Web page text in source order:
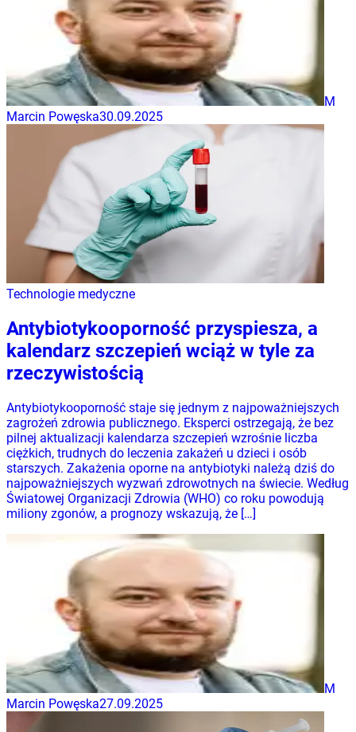
M
Marcin Powęska30.09.2025
Technologie medyczne
Antybiotykooporność przyspiesza, a
kalendarz szczepień wciąż w tyle za
rzeczywistością
Antybiotykooporność staje się jednym z najpoważniejszych
zagrożeń zdrowia publicznego. Eksperci ostrzegają, że bez
pilnej aktualizacji kalendarza szczepień wzrośnie liczba
ciężkich, trudnych do leczenia zakażeń u dzieci i osób
starszych. Zakażenia oporne na antybiotyki należą dziś do
najpoważniejszych wyzwań zdrowotnych na świecie. Według
Światowej Organizacji Zdrowia (WHO) co roku powodują
miliony zgonów, a prognozy wskazują, że […]
M
Marcin Powęska27.09.2025